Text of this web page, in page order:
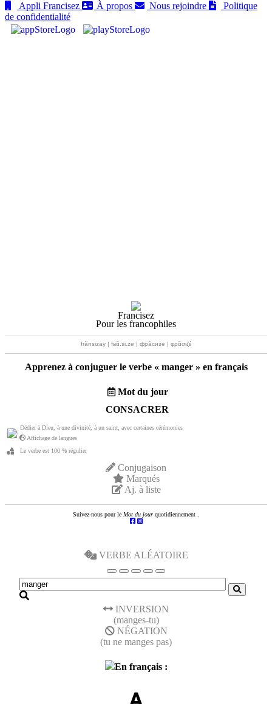
Appli Francisez
À propos Nous rejoindre
Politique
de confidentialité
Francisez
Pour les francophiles
frãnsizay | fʁɑ̃.si.ze | фрãсизе | φρɑ̃σιζέ
Apprenez à conjuguer le verbe « manger» en français
Mot du jour
CONSACRER
Dédier à Dieu, à une divinité, à un saint, avec certaines cérémonies
Affichage de langues
Le verbe est 100 % régulier
Conjugaison
Marqués
Aj. à liste
Suivez-nous pour le Mot du jour quotidiennement .
VERBE ALÉATOIRE
INVERSION
(manges-tu)
NÉGATION
(tu ne manges pas)
En français :